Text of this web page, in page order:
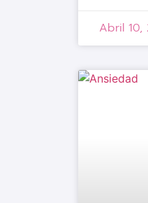
Abril 10,